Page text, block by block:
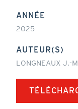
ANNÉE
2025
AUTEUR(S)
LONGNEAUX J.-